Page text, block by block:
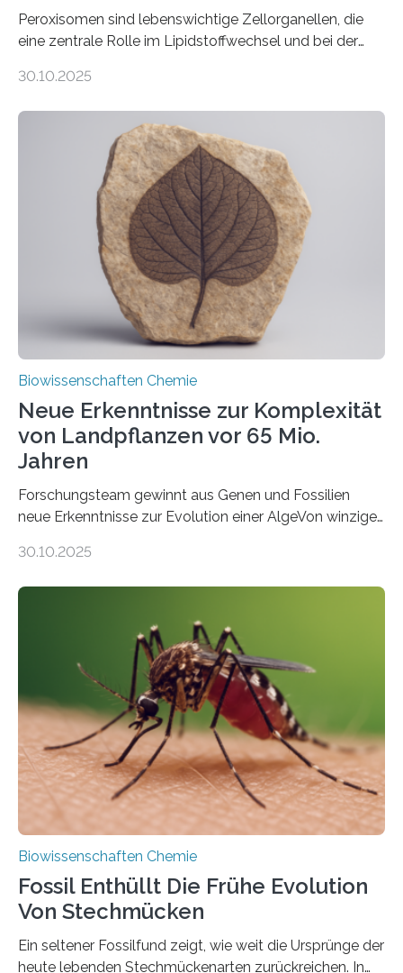
Peroxisomen sind lebenswichtige Zellorganellen, die
eine zentrale Rolle im Lipidstoffwechsel und bei der
erfüllen können, müssen zahlreiche Enzyme präzise in
der Ruhr-Universität Bochum um Prof. Dr. Ralf Erdmann
und Dr. Ismaila Francis Yusuf hat nun einen bislang
unbekannten Qualitätskontrollmechanismus des
peroxisomalen Proteintransports in der Bäckerhefe
Saccharomyces cerevisiae entdeckt, der für die
Funktionsfähigkeit der Organellen entscheidend ist. Die
Studie wurde am 28. Oktober 2025 in der
Fachzeitschrift…
30.10.2025
Biowissenschaften Chemie
Neue Erkenntnisse zur Komplexität
von Landpflanzen vor 65 Mio.
Jahren
Forschungsteam gewinnt aus Genen und Fossilien
neue Erkenntnisse zur Evolution einer AlgeVon winzigen
Landpflanzen zählen zu den komplexesten
Grünalgen, die vor Hunderten von Millionen Jahren
lebten. Unter den Vorfahren sticht eine Gruppe heraus,
die noch heute in der Natur vorkommt: die
Süßwasseralge Coleochaetophyceae. Einige Arten
dieser Gruppe bilden aus Zellfäden dichte Geflechte
mit scheibenförmiger Gestalt. Was auffällig ist: Die
nächsten…
30.10.2025
Biowissenschaften Chemie
Fossil Enthüllt Die Frühe Evolution
Von Stechmücken
Ein seltener Fossilfund zeigt, wie weit die Ursprünge der
heute lebenden Stechmückenarten zurückreichen. In